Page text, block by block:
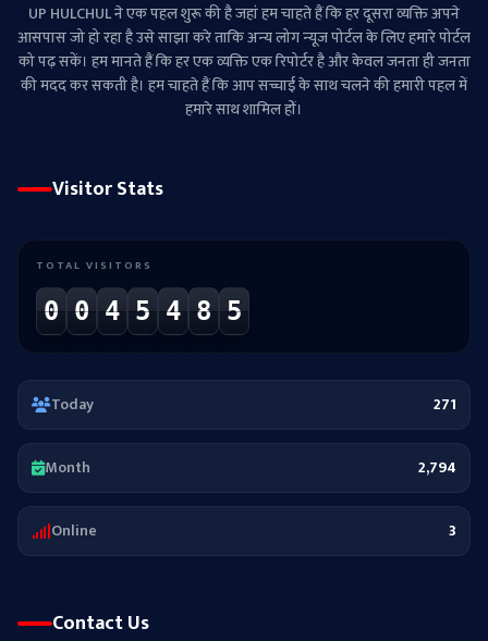
UP HULCHUL ने एक पहल शुरू की है जहां हम चाहते हैं कि हर दूसरा व्‍यक्ति अपने
आसपास जो हो रहा है उसे साझा करे ताकि अन्‍य लोग न्‍यूज पोर्टल के लिए हमारे पोर्टल
को पढ़ सकें। हम मानते हैं कि हर एक व्यक्ति एक रिपोर्टर है और केवल जनता ही जनता
की मदद कर सकती है। हम चाहते हैं कि आप सच्चाई के साथ चलने की हमारी पहल में
हमारे साथ शामिल हों।
Visitor Stats
TOTAL VISITORS
0 0 4 5 4 8 5
Today 271
Month 2,794
Online 3
Contact Us